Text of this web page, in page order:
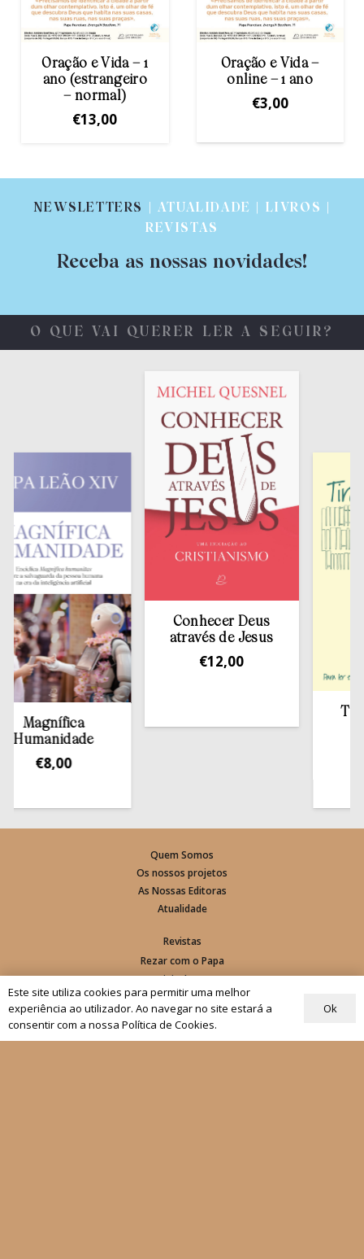
Oração e Vida – 1
ano (estrangeiro
– normal)
€13,00
Oração e Vida –
online – 1 ano
€3,00
NEWSLETTERS
| ATUALIDADE | LIVROS |
REVISTAS
Receba as nossas novidades!
O QUE VAI QUERER LER A SEGUIR?
8,00
Conhecer Deus
através de Jesus
12,00
Tirar a
Quem Somos
Os nossos projetos
As Nossas Editoras
Atualidade
Revistas
Rezar com o Papa
Materiais de Grupos
As nossas newsletters
Este site utiliza cookies para permitir uma melhor
experiência ao utilizador. Ao navegar no site estará a
consentir com a nossa Política de Cookies.
Ok